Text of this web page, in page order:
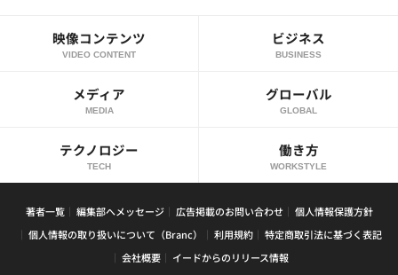
映像コンテンツ
VIDEO CONTENT
ビジネス
BUSINESS
メディア
MEDIA
グローバル
GLOBAL
テクノロジー
TECH
働き方
WORKSTYLE
著者一覧 編集部へメッセージ 広告掲載のお問い合わせ
個人情報保護方針
個人情報の取り扱いについて（Branc）
利用規約
特定商取引法に基づく表記
会社概要
イードからのリリース情報